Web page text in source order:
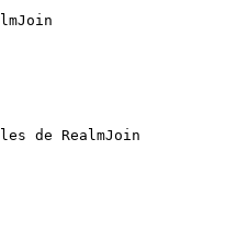
de RealmJoin